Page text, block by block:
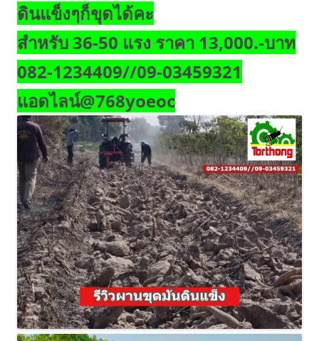
ดินแข็งๆก็ขุดได้คะ
สำหรับ 36-50 แรง ราคา 13,000.-บาท
082-1234409//09-03459321
แอดไลน์@768yoeoc